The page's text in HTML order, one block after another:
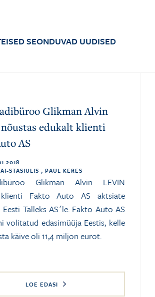
SEONDUVAD UUDISED
Glikman Alvin
edukalt klienti
AS
STASIULIS , PAUL KERES
Glikman Alvin LEVIN
Fakto Auto AS aktsiate
Talleks AS´le. Fakto Auto AS
volitatud edasimüüja Eestis, kelle
käive oli 11,4 miljon eurot.
LOE EDASI